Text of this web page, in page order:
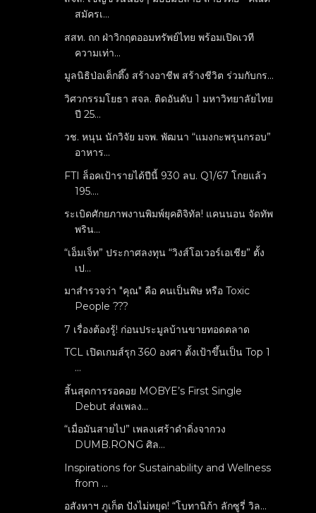
สมัครเ...
สสท. ถก ฝ่าวิกฤตออมทรัพย์ไทย พร้อมเปิดเวที
ความเท่า...
มูลนิธิป่อเต็กตึ๊ง สร้างอาชีพ สร้างชีวิต ร่วมกับกร...
วิศวกรรมโยธา สจล. ติดอันดับ 1 มหาวิทยาลัยไทย
ปี 25...
วช. หนุน นักวิจัย มจพ. พัฒนา “แมงกะพรุนกรอบ”
อาหาร...
FTI ล็อคเป้ารายได้ปีนี้ 930 ลบ. Q1/67 โกยแล้ว
195....
ระเบิดศักยภาพงานพิมพ์ยุคดิจิทัล! แคนนอน จัดทัพ
พริน...
“เอ็มเจ็ท” ประกาศลงทุน “วิงส์โอเวอร์เอเชีย” ตั้ง
เป...
มาสำรวจว่า "คุณ" คือ คนเป็นพิษ หรือ Toxic
People ???
7 เรื่องต้องรู้! ก่อนประมูลบ้านขายทอดตลาด
TCL เปิดเกมส์รุก 360 องศา ตั้งเป้าขึ้นเป็น Top 1
...
สิ้นสุดการรอคอย MOBYE’s First Single
Debut ส่งเพลง...
“เมื่อมันสายไป” เพลงเศร้าดำดิ่งจากวง
DUMB.RONG ศิล...
Inspirations for Sustainability and Wellness
from ...
อสังหาฯ ภูเก็ต ปังไม่หยุด! “โบทานิก้า ลักซูรี่ วิล...